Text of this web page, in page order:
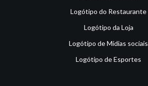
Logótipo do Restaurante
Logótipo da Loja
Logótipo de Mídias sociais
Logótipo de Esportes